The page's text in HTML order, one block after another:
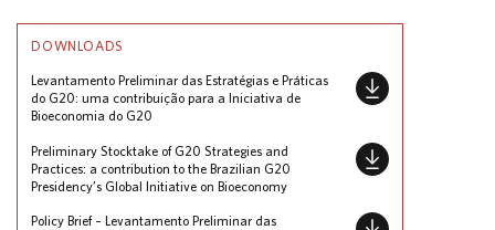
DOWNLOADS
Levantamento Preliminar das Estratégias e Práticas
do G20: uma contribuição para a Iniciativa de
Bioeconomia do G20
Preliminary Stocktake of G20 Strategies and
Practices: a contribution to the Brazilian G20
Presidency’s Global Initiative on Bioeconomy
Policy Brief – Levantamento Preliminar das